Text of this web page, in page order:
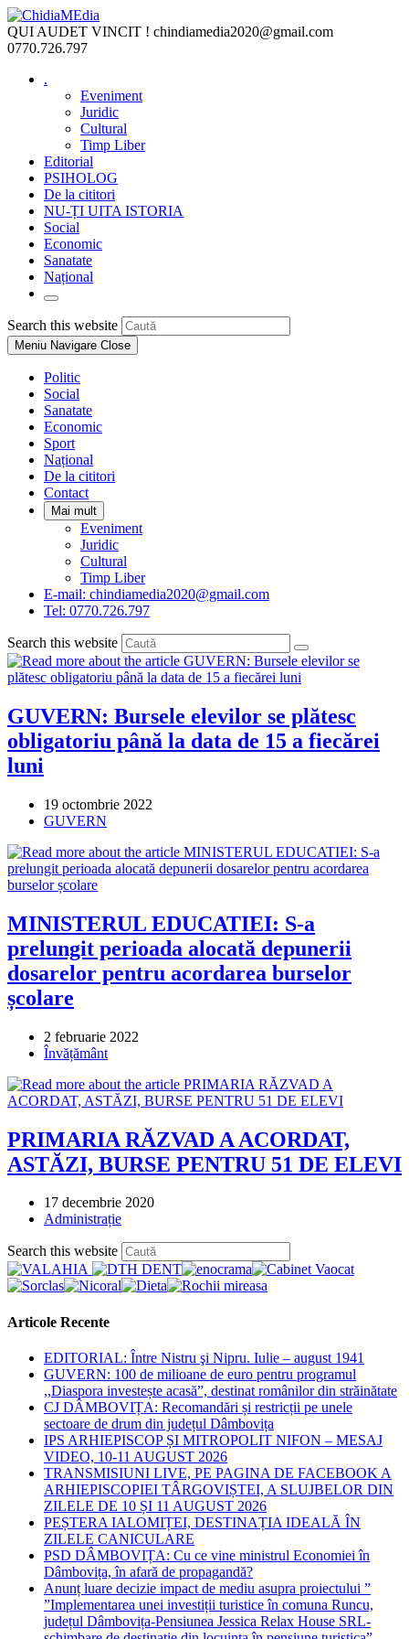
Skip
to
content
QUI AUDET VINCIT ! chindiamedia2020@gmail.com
0770.726.797
.
Eveniment
Juridic
Cultural
Timp Liber
Editorial
PSIHOLOG
De la cititori
NU-ȚI UITA ISTORIA
Social
Economic
Sanatate
Național
Toggle
website
search
Search this website
Escape
Meniu Navigare Close
Politic
Social
Sanatate
Economic
Sport
Național
De la cititori
Contact
Mai mult
Eveniment
Juridic
Cultural
Timp Liber
E-mail: chindiamedia2020@gmail.com
Tel: 0770.726.797
Search this website
GUVERN: Bursele elevilor se plătesc
obligatoriu până la data de 15 a fiecărei
luni
Post
published:
19 octombrie 2022
Post
GUVERN
MINISTERUL EDUCATIEI: S-a
prelungit perioada alocată depunerii
dosarelor pentru acordarea burselor
școlare
Post
published:
2 februarie 2022
Post
Învățământ
PRIMARIA RĂZVAD A ACORDAT,
ASTĂZI, BURSE PENTRU 51 DE ELEVI
Post
published:
17 decembrie 2020
Post
Administrație
Search this website
Escape
Articole Recente
EDITORIAL: Între Nistru şi Nipru. Iulie – august 1941
GUVERN: 100 de milioane de euro pentru programul
,,Diaspora investește acasă”, destinat românilor din străinătate
CJ DÂMBOVIȚA: Recomandări și restricții pe unele
sectoare de drum din județul Dâmbovița
IPS ARHIEPISCOP ȘI MITROPOLIT NIFON – MESAJ
VIDEO, 10-11 AUGUST 2026
TRANSMISIUNI LIVE, PE PAGINA DE FACEBOOK A
ARHIEPISCOPIEI TÂRGOVIȘTEI, A SLUJBELOR DIN
ZILELE DE 10 ȘI 11 AUGUST 2026
PEȘTERA IALOMIȚEI, DESTINAȚIA IDEALĂ ÎN
ZILELE CANICULARE
PSD DÂMBOVIȚA: Cu ce vine ministrul Economiei în
Dâmbovița, în afară de propagandă?
Anunț luare decizie impact de mediu asupra proiectului ”
”Implementarea unei investiții turistice în comuna Runcu,
județul Dâmbovița-Pensiunea Jessica Relax House SRL-